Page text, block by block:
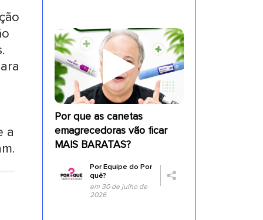
a
Por que as canetas
emagrecedoras vão ficar
MAIS BARATAS?
PorEquipe do Por
quê?
em 30 de julho de
2026